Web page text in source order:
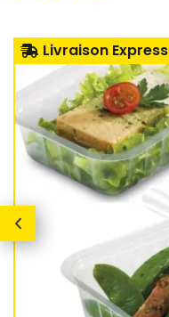
Livraison Express